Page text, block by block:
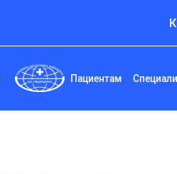
Пациентам